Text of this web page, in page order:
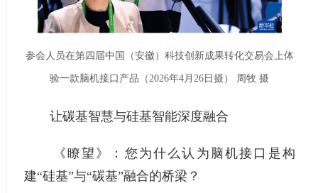
参会人员在第四届中国（安徽）科技创新成果转化交易会上体
验一款脑机接口产品（2026年4月26日摄） 周牧 摄
让碳基智慧与硅基智能深度融合
《瞭望》： 您为什么认为脑机接口是构
建“硅基”与“碳基”融合的桥梁？